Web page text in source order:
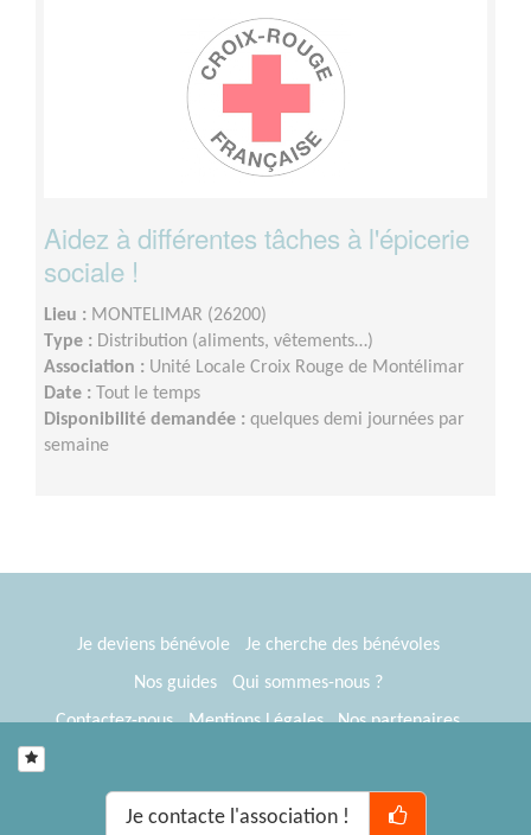
Aidez à différentes tâches à l'épicerie
sociale !
Lieu : MONTELIMAR (26200)
Type : Distribution (aliments, vêtements…)
Association : Unité Locale Croix Rouge de Montélimar
Date : Tout le temps
Disponibilité demandée : quelques demi journées par
semaine
Je contacte l'association !
Je deviens bénévole
Je cherche des bénévoles
Nos guides
Qui sommes-nous ?
Contactez-nous
Mentions Légales
Nos partenaires
® Tous Bénévoles 2012-2026
Webkast